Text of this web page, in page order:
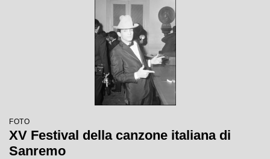
FOTO
XV Festival della canzone italiana di
Sanremo